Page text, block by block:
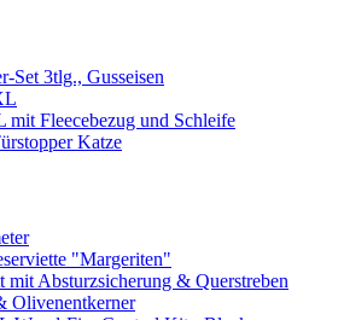
Set 3tlg., Gusseisen
mit Fleecebezug und Schleife
Katze
"Margeriten"
Absturzsicherung & Querstreben
Olivenentkerner